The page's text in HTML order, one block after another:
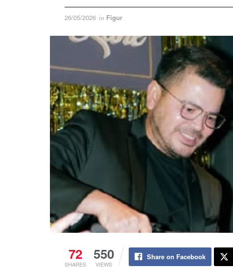
26/05/2026 in Figur
72
SHARES
550
VIEWS
Share on Facebook